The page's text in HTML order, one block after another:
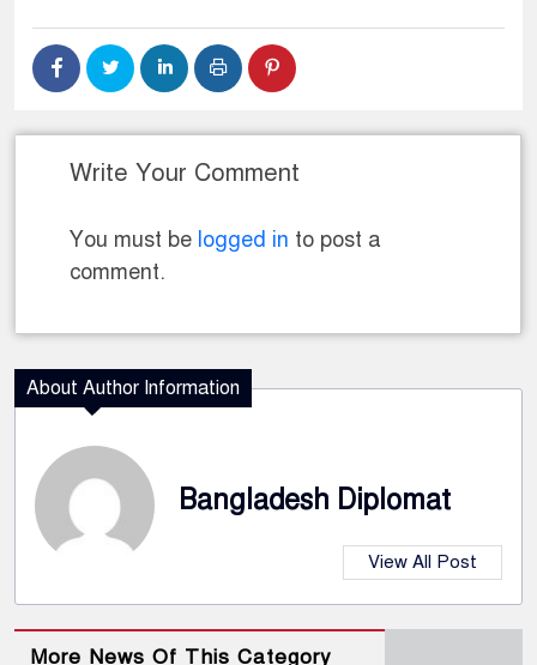
Write Your Comment
You must be logged in to post a
comment.
About Author Information
Bangladesh Diplomat
View All Post
More News Of This Category